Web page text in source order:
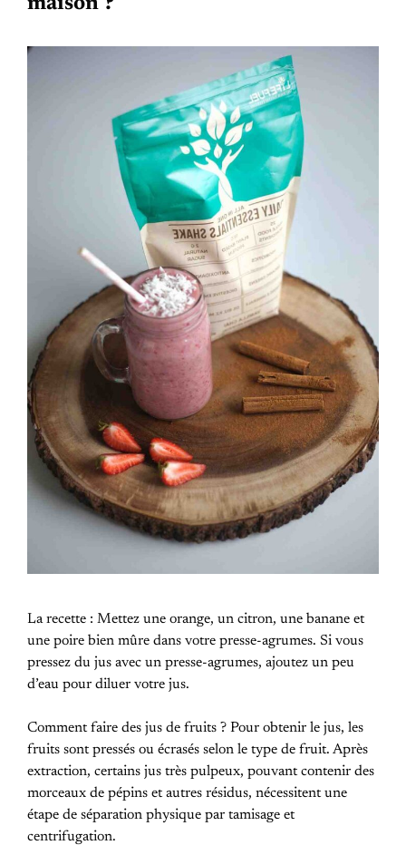
La recette : Mettez une orange, un citron, une banane et
une poire bien mûre dans votre presse-agrumes. Si vous
pressez du jus avec un presse-agrumes, ajoutez un peu
d’eau pour diluer votre jus.
Comment faire des jus de fruits ? Pour obtenir le jus, les
fruits sont pressés ou écrasés selon le type de fruit. Après
extraction, certains jus très pulpeux, pouvant contenir des
morceaux de pépins et autres résidus, nécessitent une
étape de séparation physique par tamisage et
centrifugation.